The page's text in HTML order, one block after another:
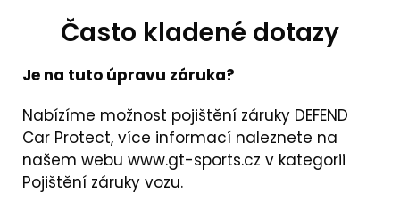
Často kladené dotazy
Je na tuto úpravu záruka?
Nabízíme možnost pojištění záruky DEFEND
Car Protect, více informací naleznete na
našem webu www.gt-sports.cz v kategorii
Pojištění záruky vozu.